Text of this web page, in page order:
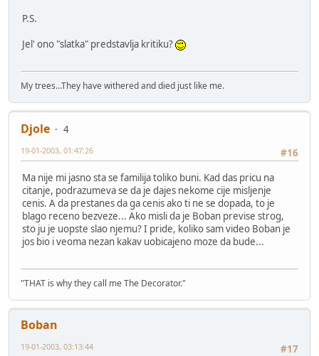
P.S.
Jel' ono "slatka" predstavlja kritiku?
My trees...They have withered and died just like me.
Djole
4
#16
19-01-2003, 01:47:26
Ma nije mi jasno sta se familija toliko buni. Kad das pricu na
citanje, podrazumeva se da je dajes nekome cije misljenje
cenis. A da prestanes da ga cenis ako ti ne se dopada, to je
blago receno bezveze... Ako misli da je Boban previse strog,
sto ju je uopste slao njemu? I pride, koliko sam video Boban je
jos bio i veoma nezan kakav uobicajeno moze da bude...
"THAT is why they call me The Decorator."
Boban
#17
19-01-2003, 03:13:44